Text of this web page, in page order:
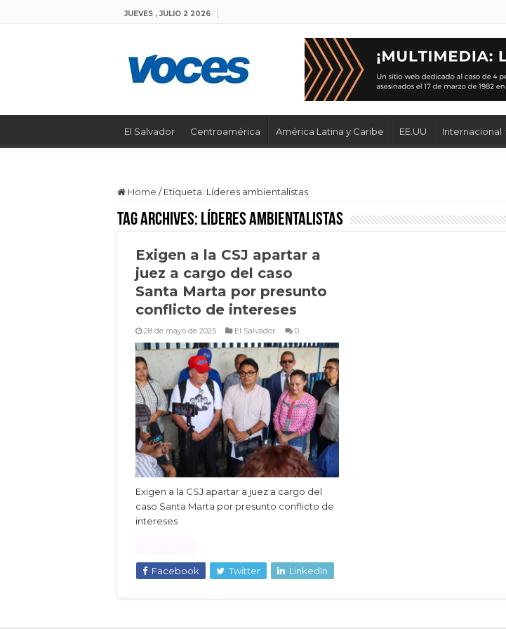
JUEVES , JULIO 2 2026
El Salvador Centroamérica América Latina y Caribe EE.UU Internacional
Home / Etiqueta: Líderes ambientalistas
Tag Archives: Líderes ambientalistas
Exigen a la CSJ apartar a
juez a cargo del caso
Santa Marta por presunto
conflicto de intereses
28 de mayo de 2025 El Salvador 0
Exigen a la CSJ apartar a juez a cargo del
caso Santa Marta por presunto conflicto de
intereses
Facebook Twitter LinkedIn